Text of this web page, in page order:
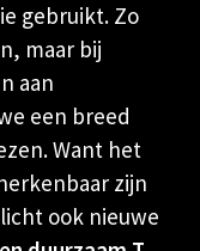
gebruikt. Zo
maar bij
aan
een breed
Want het
zijn
ook nieuwe